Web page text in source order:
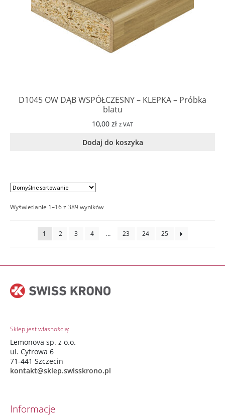
D1045 OW DĄB WSPÓŁCZESNY – KLEPKA – Próbka
blatu
10,00 zł z VAT
Dodaj do koszyka
Wyświetlanie 1–16 z 389 wyników
1 2 3 4 … 23 24 25
Sklep jest własnością:
Lemonova sp. z o.o.
ul. Cyfrowa 6
71-441 Szczecin
kontakt@sklep.swisskrono.pl
Informacje